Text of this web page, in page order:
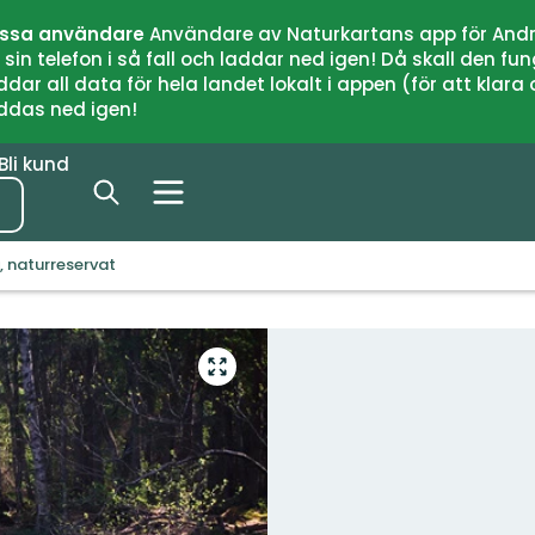
användareAnvändare av Naturkartans app för
telefon i så fall och laddar ned igen! Då skall den
all data för hela landet lokalt i appen (för att
ned igen!
Bli kund
naturreservat
Gå
till
helskärmsläge